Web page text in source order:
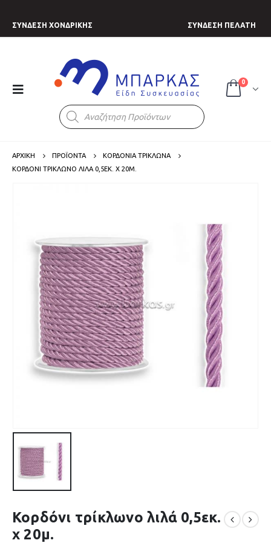
ΣΥΝΔΕΣΗ ΧΟΝΔΡΙΚΗΣ ΣΥΝΔΕΣΗ ΠΕΛΑΤΗ
Products
search
0
ΑΡΧΙΚΗ ΠΡΟΪΟΝΤΑ
ΚΟΡΔΟΝΙΑ ΤΡΙΚΛΩΝΑ
ΚΟΡΔΌΝΙ ΤΡΊΚΛΩΝΟ ΛΙΛΆ 0,5ΕΚ. X 20Μ.
Κορδόνι τρίκλωνο λιλά 0,5εκ.
x 20μ.